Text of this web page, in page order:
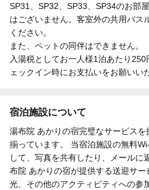
SP31、SP32、SP33、SP34のお部
はございません。客室外の共用バス
ください。
また、ペットの同伴はできません。
入湯税としてお一人様1泊あたり
ェックイン時にお支払いをお願いい
宿泊施設について
湯布院 あかりの宿完璧なサービス
揃っています。 当宿泊施設の無料
して、写真を共有したり、メールに
布院 あかりの宿が提供する送迎サ
光、その他のアクティビティへの参